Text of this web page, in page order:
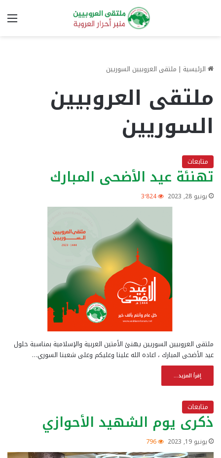
الرئيسية | ملتقى العروبيين السوريين
ملتقى العروبيين
السوريين
متابعات
تهنئة عيد الأضحى المبارك
يونيو 28, 2023 3٬824
ملتقى العروبيين السوريين يهنئ الأمتين العربية والإسلامية بمناسبة حلول
عيد الأضحى المبارك ، اعاده الله علينا وعليكم وعلى شعبنا السوري…
إقرأ المزيد...
متابعات
ذكرى يوم الشهيد الأحوازي
يونيو 19, 2023 796